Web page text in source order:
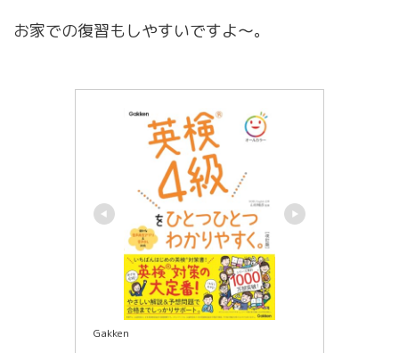
お家での復習もしやすいですよ〜。
Gakken